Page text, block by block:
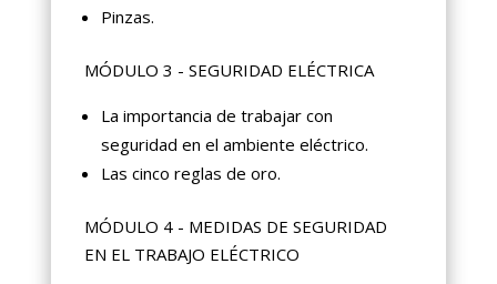
Pinzas.
MÓDULO 3 - SEGURIDAD ELÉCTRICA
La importancia de trabajar con
seguridad en el ambiente eléctrico.
Las cinco reglas de oro.
MÓDULO 4 - MEDIDAS DE SEGURIDAD
EN EL TRABAJO ELÉCTRICO